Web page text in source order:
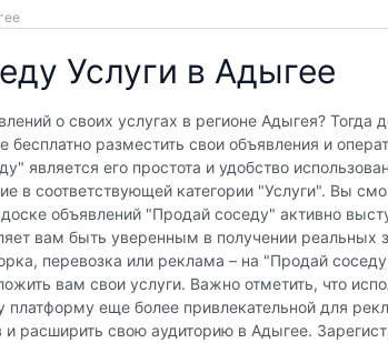
Услуги в Адыгее
о своих услугах в регионе Адыгея? Тогда
разместить свои объявления и
его простота и удобство
в соответствующей категории "Услуги". Вы
объявлений "Продай соседу" активно
вам быть уверенным в получении реальных
перевозка или реклама – на "Продай
вам свои услуги. Важно отметить, что
платформу еще более привлекательной для
расширить свою аудиторию в Адыгее.